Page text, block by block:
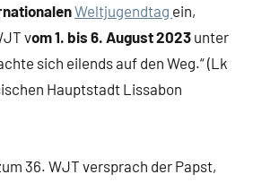
Weltjugendtag ein,
vom 1. bis 6. August 2023 unter
sich eilends auf den Weg.“ (Lk
Hauptstadt Lissabon
36. WJT versprach der Papst,